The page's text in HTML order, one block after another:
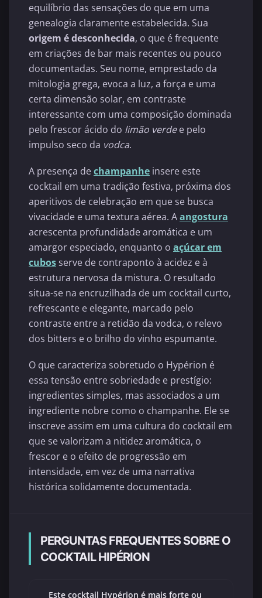
equilíbrio das sensações do que em uma
genealogia claramente estabelecida. Sua
origem é desconhecida, o que é frequente
em criações de bar mais recentes ou pouco
documentadas. Seu nome, emprestado da
mitologia grega, evoca a luz, a força e uma
certa dimensão solar, em contraste
interessante com uma composição dominada
pelo frescor ácido do limão verdee pelo
impulso seco da vodca.
A presença dechampanhe insere este
cocktail em uma tradição festiva, próxima dos
aperitivos de celebração em que se busca
vivacidade e uma textura aérea. Aangostura
acrescenta profundidade aromática e um
amargor especiado, enquanto o açúcar em
cubos serve de contraponto à acidez e à
estrutura nervosa da mistura. O resultado
situa-se na encruzilhada de um cocktail curto,
refrescante e elegante, marcado pelo
contraste entre a retidão da vodca, o relevo
dos bitters e o brilho do vinho espumante.
O que caracteriza sobretudo o Hypérion é
essa tensão entre sobriedade e prestígio:
ingredientes simples, mas associados a um
ingrediente nobre como o champanhe. Ele se
inscreve assim em uma cultura do cocktail em
que se valorizam a nitidez aromática, o
frescor e o efeito de progressão em
intensidade, em vez de uma narrativa
histórica solidamente documentada.
PERGUNTAS FREQUENTES SOBRE O
COCKTAIL HIPÉRION
Este cocktail Hypérion é mais forte ou